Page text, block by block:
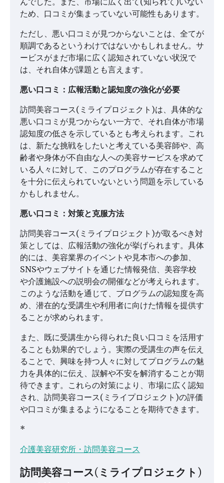
ため、口コミが集まっていない可能性もあります。
ただし、悪い口コミが見つからないことは、全てが
順調であるというわけではないかもしれません。サ
ービスがまだ市場に広く認知されていない状況で
は、それ自体が課題とも言えます。
悪い口コミ：広報活動と認知度の強化が必要
訪問美容コース(ミライプロジェクト)は、具体的な
悪い口コミが見つからない一方で、それ自体が市場
認知度の低さを示しているとも考えられます。これ
は、新たな挑戦をしたいと考えている美容師や、高
齢者や身体が不自由な人への美容サービスを求めて
いる人々に対して、このプログラムが存在すること
を十分に伝えられていないという問題を示している
かもしれません。
悪い口コミ：対策と克服方法
訪問美容コース(ミライプロジェクト)が取るべき対
策としては、広報活動の強化が挙げられます。具体
的には、美容業界のイベントや見本市への参加、
SNSやウェブサイトを通じた情報発信、美容学校
や介護施設への説明会の開催などが考えられます。
このような活動を通じて、プログラムの認知度を高
め、潜在的な受講生や利用者に向けた情報を提供す
ることが求められます。
また、既に受講生から得られた良い口コミを活用す
ることも効果的でしょう。実際の受講生の声を伝え
ることで、興味を持つ人々に対してプログラムの魅
力を具体的に伝え、誤解や不安を解消することが期
待できます。これらの対策により、市場に広く認知
され、訪問美容コース(ミライプロジェクト)の評価
や口コミが集まるようになることを期待できます。
*
介護美容研究所・訪問美容コース
訪問美容コース(ミライプロジェクト)